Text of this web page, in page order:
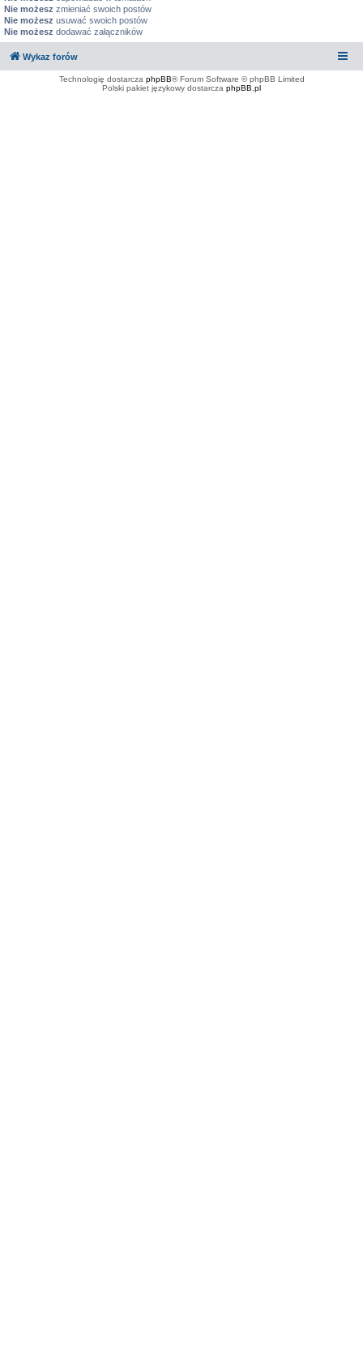
Nie możesz zmieniać swoich postów
Nie możesz usuwać swoich postów
Nie możesz dodawać załączników
Wykaz forów
Technologię dostarcza phpBB® Forum Software © phpBB Limited
Polski pakiet językowy dostarcza phpBB.pl